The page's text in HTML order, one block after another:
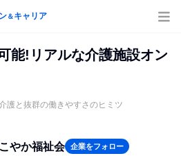
＆キャリア
能!リアルな介護施設オン
護と抜群の働きやすさのヒミツ
やか福祉会 企業をフォロー